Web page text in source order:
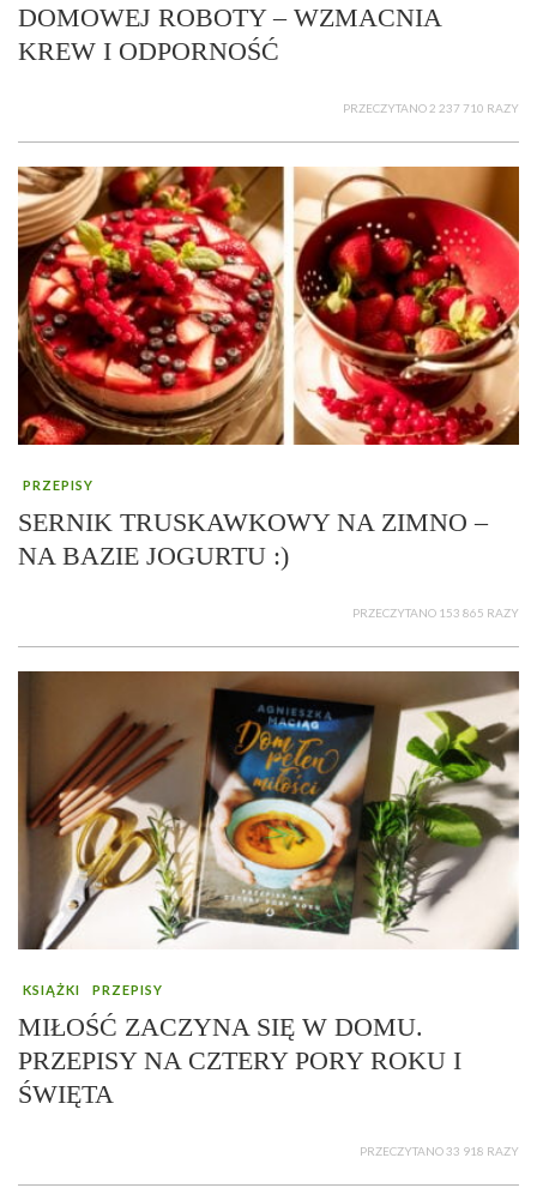
DOMOWEJ ROBOTY – WZMACNIA
KREW I ODPORNOŚĆ
PRZECZYTANO 2 237 710 RAZY
PRZEPISY
SERNIK TRUSKAWKOWY NA ZIMNO –
NA BAZIE JOGURTU :)
PRZECZYTANO 153 865 RAZY
KSIĄŻKI PRZEPISY
MIŁOŚĆ ZACZYNA SIĘ W DOMU.
PRZEPISY NA CZTERY PORY ROKU I
ŚWIĘTA
PRZECZYTANO 33 918 RAZY